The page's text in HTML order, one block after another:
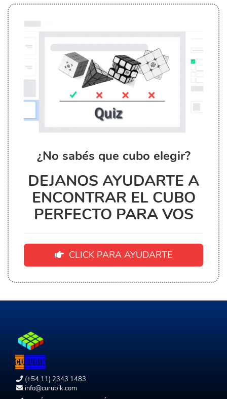
¿No sabés que cubo elegir?
DEJANOS AYUDARTE A
ENCONTRAR EL CUBO
PERFECTO PARA VOS
CLICK PARA AYUDARTE
(+54 11) 2343 1483
info@curubik.com